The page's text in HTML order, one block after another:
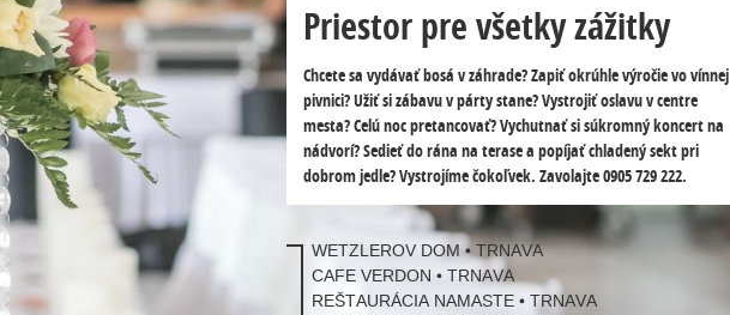
Priestor pre všetky zážitky
Chcete sa vydávať bosá v záhrade? Zapiť okrúhle výročie vo vínnej
pivnici? Užiť si zábavu v párty stane? Vystrojiť oslavu v centre
mesta? Celú noc pretancovať? Vychutnať si súkromný koncert na
nádvorí? Sedieť do rána na terase a popíjať chladený sekt pri
dobrom jedle? Vystrojíme čokoľvek. Zavolajte 0905 729 222.
WETZLEROV DOM • TRNAVA
CAFE VERDON • TRNAVA
REŠTAURÁCIA NAMASTE • TRNAVA